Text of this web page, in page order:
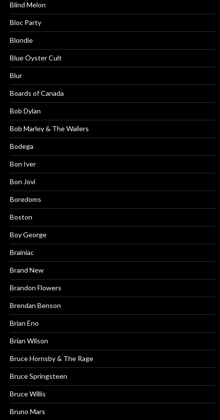
Blind Melon
Bloc Party
Blondie
Blue Öyster Cult
Blur
Boards of Canada
Bob Dylan
Bob Marley & The Wailers
Bodega
Bon Iver
Bon Jovi
Boredoms
Boston
Boy George
Brainiac
Brand New
Brandon Flowers
Brendan Benson
Brian Eno
Brian Wilson
Bruce Hornsby & The Rage
Bruce Springsteen
Bruce Willis
Bruno Mars